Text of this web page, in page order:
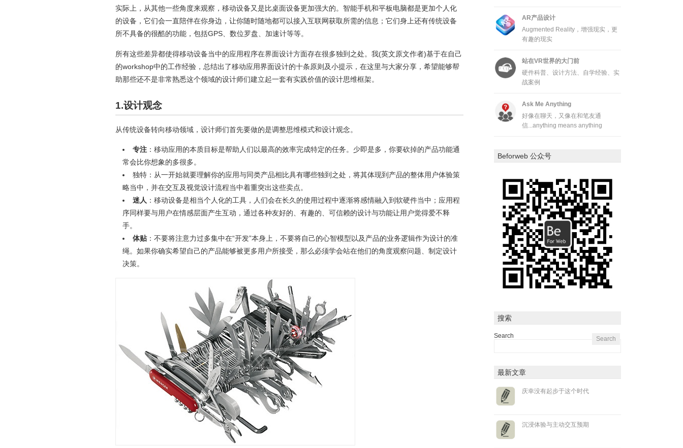
实际上，从其他一些角度来观察，移动设备又是比桌面设备更加强大的。智能手机和平板电脑都是更加个人化
的设备，它们会一直陪伴在你身边，让你随时随地都可以接入互联网获取所需的信息；它们身上还有传统设备
所不具备的很酷的功能，包括GPS、数位罗盘、加速计等等。
所有这些差异都使得移动设备当中的应用程序在界面设计方面存在很多独到之处。我(英文原文作者)基于在自己
的workshop中的工作经验，总结出了移动应用界面设计的十条原则及小提示，在这里与大家分享，希望能够帮
助那些还不是非常熟悉这个领域的设计师们建立起一套有实践价值的设计思维框架。
1.设计观念
从传统设备转向移动领域，设计师们首先要做的是调整思维模式和设计观念。
专注：移动应用的本质目标是帮助人们以最高的效率完成特定的任务。少即是多，你要砍掉的产品功能通
常会比你想象的多很多。
独特：从一开始就要理解你的应用与同类产品相比具有哪些独到之处，将其体现到产品的整体用户体验策
略当中，并在交互及视觉设计流程当中着重突出这些卖点。
迷人 ：移动设备是相当个人化的工具，人们会在长久的使用过程中逐渐将感情融入到软硬件当中；应用程
序同样要与用户在情感层面产生互动，通过各种友好的、有趣的、可信赖的设计与功能让用户觉得爱不释
手。
体贴：不要将注意力过多集中在“开发”本身上，不要将自己的心智模型以及产品的业务逻辑作为设计的准
绳。如果你确实希望自己的产品能够被更多用户所接受，那么必须学会站在他们的角度观察问题、制定设计
决策。
AR产品设计
Augmented Reality，增强现实，更
有趣的现实
站在VR世界的大门前
硬件科普、设计方法、自学经验、实
战案例
Ask Me Anything
好像在聊天，又像在和笔友通
信...anything means anything
Beforweb 公众号
搜索
Search
最新文章
庆幸没有起步于这个时代
沉浸体验与主动交互预期